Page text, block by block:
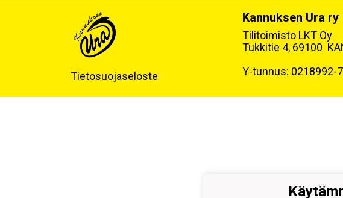
Tietosuojaseloste
Kannuksen Ura ry
Tilitoimisto LKT Oy
Tukkitie 4, 69100
Y-tunnus: 0218992-7